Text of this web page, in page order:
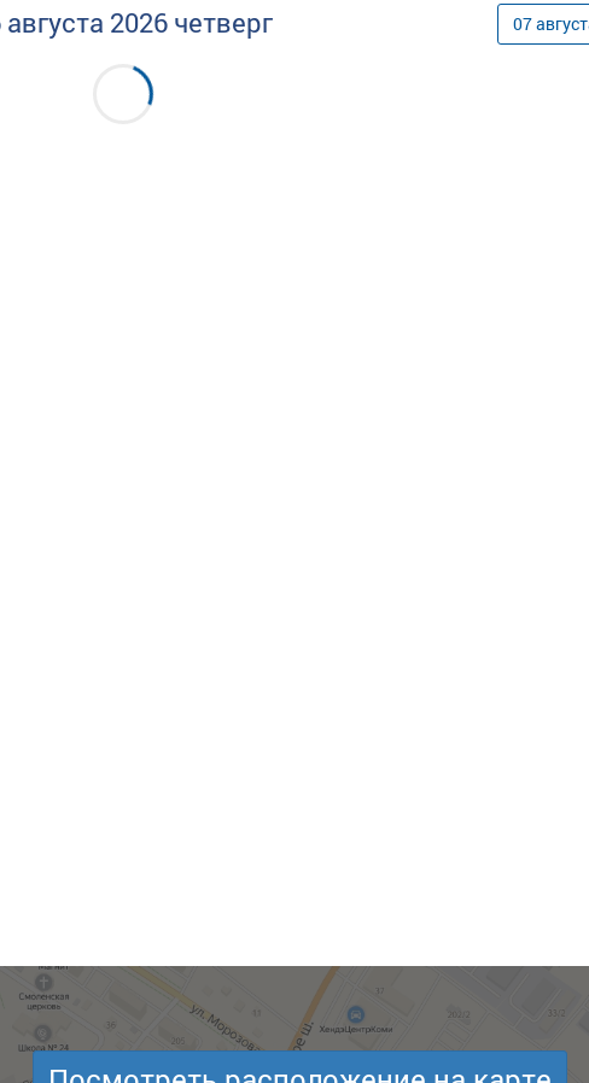
августа 2026 четверг 07